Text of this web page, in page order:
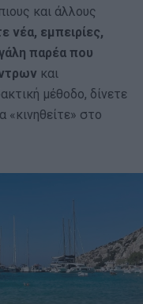
και άλλους
νέα, εμπειρίες,
παρέα που
και
μέθοδο, δίνετε
«κινηθείτε» στο